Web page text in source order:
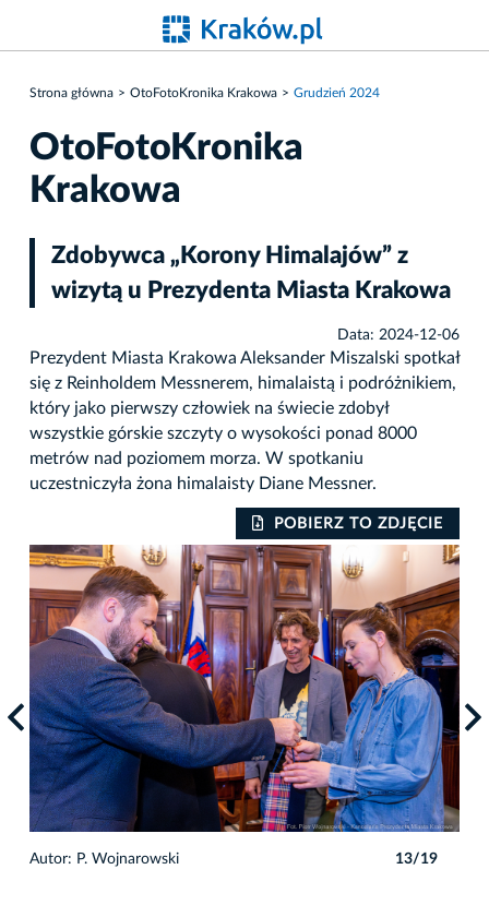
Strona główna OtoFotoKronika Krakowa Grudzień 2024
OtoFotoKronika
Krakowa
Zdobywca „Korony Himalajów” z
wizytą u Prezydenta Miasta Krakowa
Data: 2024-12-06
Prezydent Miasta Krakowa Aleksander Miszalski spotkał
się z Reinholdem Messnerem, himalaistą i podróżnikiem,
który jako pierwszy człowiek na świecie zdobył
wszystkie górskie szczyty o wysokości ponad 8000
metrów nad poziomem morza. W spotkaniu
uczestniczyła żona himalaisty Diane Messner.
POBIERZ TO ZDJĘCIE
Autor: P. Wojnarowski 13/19